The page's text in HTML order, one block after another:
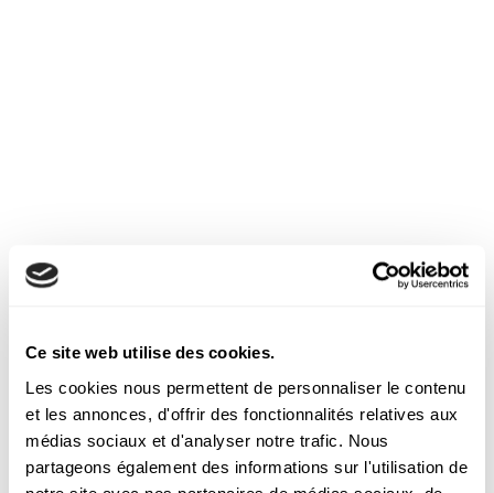
Ce site web utilise des cookies.
Les cookies nous permettent de personnaliser le contenu
et les annonces, d'offrir des fonctionnalités relatives aux
médias sociaux et d'analyser notre trafic. Nous
partageons également des informations sur l'utilisation de